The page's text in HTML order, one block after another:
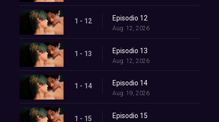
1 - 12 Episodio 12
Aug. 12, 2026
1 - 13 Episodio 13
Aug. 12, 2026
1 - 14 Episodio 14
Aug. 19, 2026
1 - 15 Episodio 15